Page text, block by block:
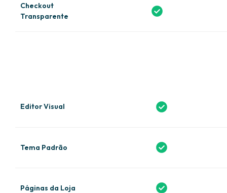
Checkout
Transparente
Editor Visual
Tema Padrão
Páginas da Loja